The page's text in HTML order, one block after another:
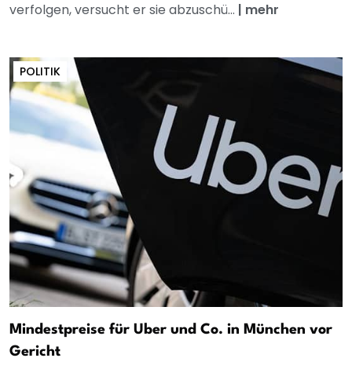
verfolgen, versucht er sie abzuschü... | mehr
POLITIK
Mindestpreise für Uber und Co. in München vor
Gericht